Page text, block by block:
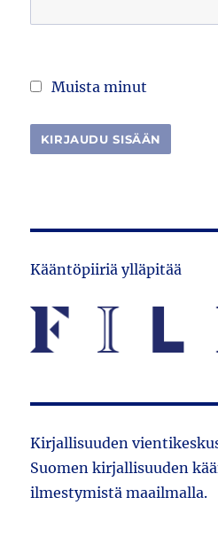
Muista minut
Kääntöpiiriä ylläpitää
Kirjallisuuden
Suomen kirjallisuuden
ilmestymistä maailmalla.